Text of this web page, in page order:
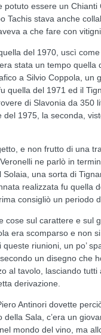
essere un Chianti
Tachis stava anche
a che fare con
del 1970, uscì
stata un tempo
a Silvio Coppola, un
quella del 1971 ed il
di Slavonia da 350
1975, la seconda,
e non frutto di una
ne parlò in
una sorta di
realizzata fu quella
consigliò un periodo
cose sul carattere e sul
era scomparso e non
riunioni, un po’
un disegno che
al tavolo, lasciando
derivazione.
Antinori dovette
Sala, c’era un
mondo del vino, ma